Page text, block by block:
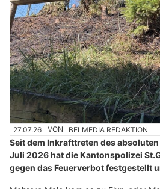
27.07.26 VON BELMEDIA REDAKTION
Seit dem Inkrafttreten des absoluten
Juli 2026 hat die Kantonspolizei
gegen das Feuerverbot festgestellt